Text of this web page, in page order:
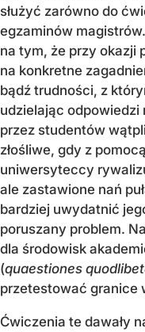
służyć zarówno do
egzaminów
na tym, że przy okazji
na konkretne
bądź trudności, z
udzielając odpowiedzi
przez studentów
złośliwe, gdy z
uniwersyteccy
ale zastawione nań
bardziej uwydatnić
poruszany problem.
dla środowisk
(quaestiones
przetestować granice
Ćwiczenia te dawały